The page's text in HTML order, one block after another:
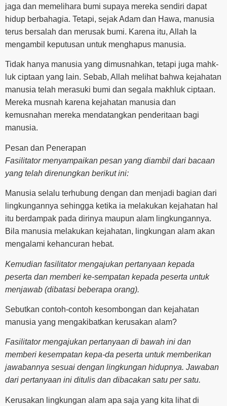
jaga dan memelihara bumi supaya mereka sendiri dapat
hidup berbahagia. Tetapi, sejak Adam dan Hawa, manusia
terus bersalah dan merusak bumi. Karena itu, Allah Ia
mengambil keputusan untuk menghapus manusia.
Tidak hanya manusia yang dimusnahkan, tetapi juga mahk-
luk ciptaan yang lain. Sebab, Allah melihat bahwa kejahatan
manusia telah merasuki bumi dan segala makhluk ciptaan.
Mereka musnah karena kejahatan manusia dan
kemusnahan mereka mendatangkan penderitaan bagi
manusia.
Pesan dan Penerapan
Fasilitator menyampaikan pesan yang diambil dari bacaan
yang telah direnungkan berikut ini:
Manusia selalu terhubung dengan dan menjadi bagian dari
lingkungannya sehingga ketika ia melakukan kejahatan hal
itu berdampak pada dirinya maupun alam lingkungannya.
Bila manusia melakukan kejahatan, lingkungan alam akan
mengalami kehancuran hebat.
Kemudian fasilitator mengajukan pertanyaan kepada
peserta dan memberi ke-sempatan kepada peserta untuk
menjawab (dibatasi beberapa orang).
Sebutkan contoh-contoh kesombongan dan kejahatan
manusia yang mengakibatkan kerusakan alam?
Fasilitator mengajukan pertanyaan di bawah ini dan
memberi kesempatan kepa-da peserta untuk memberikan
jawabannya sesuai dengan lingkungan hidupnya. Jawaban
dari pertanyaan ini ditulis dan dibacakan satu per satu.
Kerusakan lingkungan alam apa saja yang kita lihat di